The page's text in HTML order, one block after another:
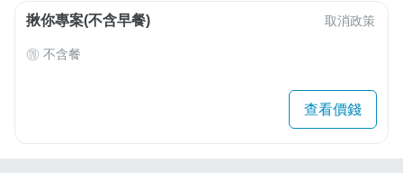
揪你專案(不含早餐) 取消政策
不含餐
查看價錢